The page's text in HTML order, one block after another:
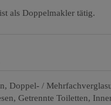
als Doppelmakler tätig.
Doppel- /
Getrennte Toiletten